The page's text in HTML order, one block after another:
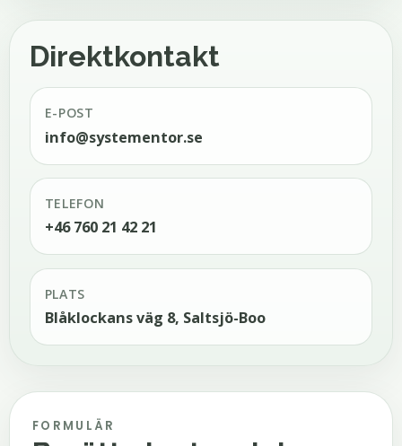
Direktkontakt
E-POST
info@systementor.se
TELEFON
+46 760 21 42 21
PLATS
Blåklockans väg 8, Saltsjö-Boo
FORMULÄR